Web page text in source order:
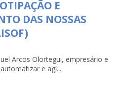
E
DAS NOSSAS
Arcos Olortegui, empresário e
e agi...